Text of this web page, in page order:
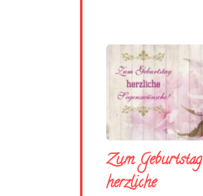
Zum Geburtstag
herzliche